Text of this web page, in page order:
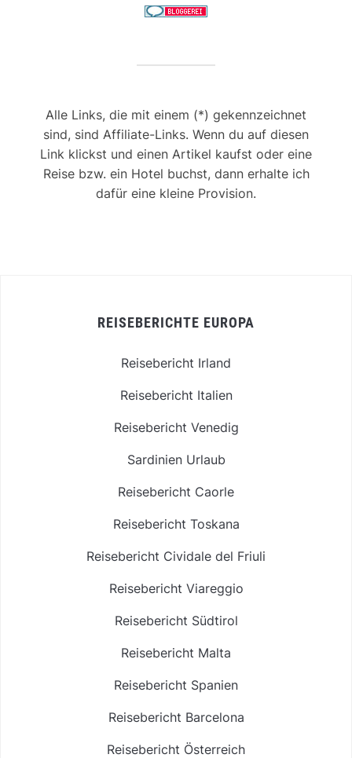
Alle Links, die mit einem (*) gekennzeichnet
sind, sind Affiliate-Links. Wenn du auf diesen
Link klickst und einen Artikel kaufst oder eine
Reise bzw. ein Hotel buchst, dann erhalte ich
dafür eine kleine Provision.
REISEBERICHTE EUROPA
Reisebericht Irland
Reisebericht Italien
Reisebericht Venedig
Sardinien Urlaub
Reisebericht Caorle
Reisebericht Toskana
Reisebericht Cividale del Friuli
Reisebericht Viareggio
Reisebericht Südtirol
Reisebericht Malta
Reisebericht Spanien
Reisebericht Barcelona
Reisebericht Österreich